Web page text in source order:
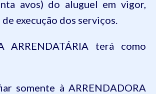
avos) do aluguel em vigor,
de execução dos serviços.
terá como
somente à ARRENDADORA